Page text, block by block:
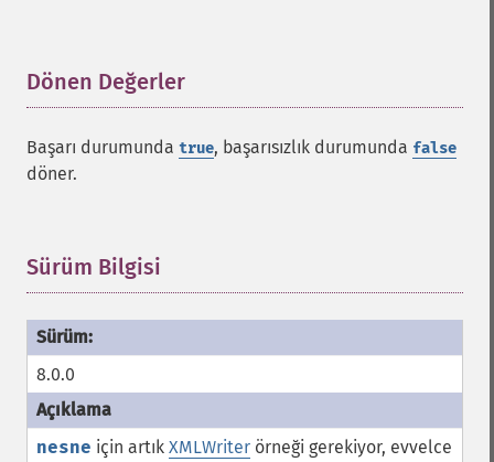
Dönen Değerler
Başarı durumunda true, başarısızlık durumunda false
döner.
Sürüm Bilgisi
8.0.0
nesne için artık XMLWriter örneği gerekiyor, evvelce